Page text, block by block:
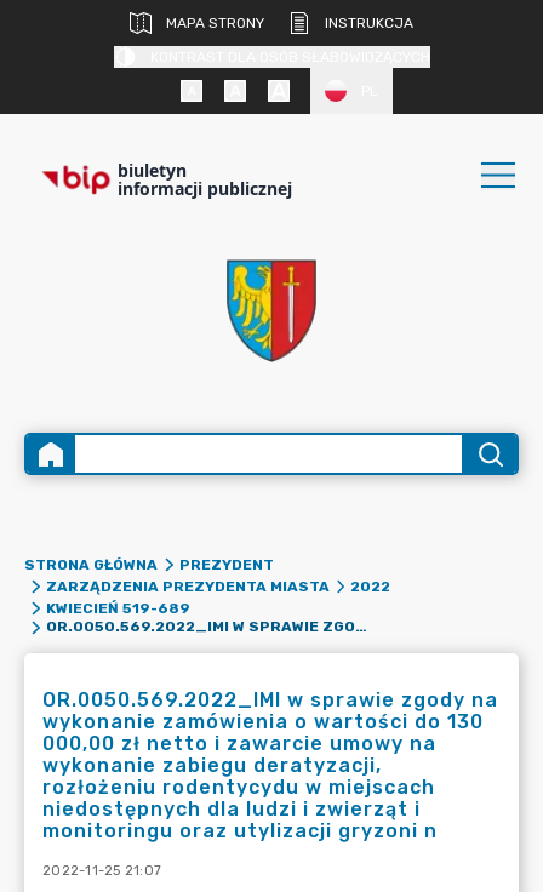
MAPA STRONY
INSTRUKCJA
biuletyn
informacji publicznej
STRONA GŁÓWNA
PREZYDENT
ZARZĄDZENIA PREZYDENTA MIASTA
2022
KWIECIEŃ 519-689
OR.0050.569.2022_IMI W SPRAWIE ZGODY NA WYKONANIE ZAMÓWIENIA O WARTOŚCI DO 130 000,00 ZŁ NETTO I ZAWARCIE UMOWY NA WYKONANIE ZABIEGU DERATYZACJI, ROZŁOŻENIU RODENTYCYDU W MIEJSCACH NIEDOSTĘPNYCH DLA LUDZI I ZWIERZĄT I MONITORINGU ORAZ UTYLIZACJI GRYZONI N
OR.0050.569.2022_IMI w sprawie zgody na
wykonanie zamówienia o wartości do 130
000,00 zł netto i zawarcie umowy na
wykonanie zabiegu deratyzacji,
rozłożeniu rodentycydu w miejscach
niedostępnych dla ludzi i zwierząt i
monitoringu oraz utylizacji gryzoni n
2022-11-25 21:07